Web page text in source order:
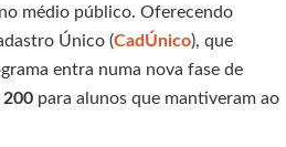
médio público. Oferecendo
Único (CadÚnico), que
entra numa nova fase de
200 para alunos que mantiveram ao